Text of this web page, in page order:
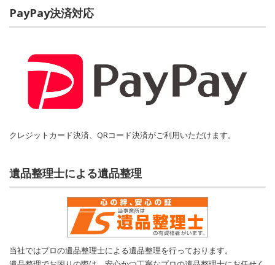
PayPay決済対応
クレジットカード決済、QRコード決済がご利用いただけます。
遺品整理士による遺品整理
当社ではプロの遺品整理士による遺品整理を行っております。